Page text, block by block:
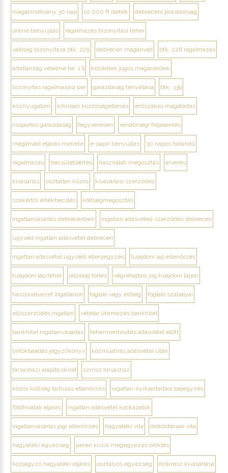
magánindítvány 30 nap 10 000 ft illeték debreceni járásbíróság
online benyújtás rágalmazás bizonyítási teher
valóság bizonyítása btk. 229 debrecen magánvád btk. 226 rágalmazás
ártatlanság vélelme be. 1 § közérdek jogos magánérdek
bizonyítás rágalmazási per garázdaság tényállása btk. 339
köznyugalom kihívóan közösségellenes erőszakos magatartás
csoportos garázdaság fegyveresen rendőrségi feljelentés
magánvád eljárás menete e-papír benyújtás 30 napos határidő
rágalmazás becsületsértés használati megosztás árverés
kivásárlás osztatlan közös kivásárlási szerződés
szakértői értékbecslés költségmegosztás
ingatlanvásárlás debrecenben ingatlan adásvételi szerződés debrecen
ügyvéd ingatlan adásvétel debrecen
ingatlan adásvétel ügyvédi ellenjegyzés tulajdoni lap ellenőrzés
tulajdoni lap teher jelzálog törlés végrehajtási jog tulajdoni lapon
haszonélvezet ingatlanon foglaló vagy előleg foglaló szabályai
előszerződés ingatlan vételár ütemezés bankhitel
bankhitel ingatlanvásárlás tehermentesítés adásvétel előtt
birtokbaadás jegyzőkönyv közműátírás adásvétel után
társasházi alapító okirat szmsz társasház
közös költség tartozás ellenőrzés ingatlan-nyilvántartási bejegyzés
földhivatali eljárás ingatlan adásvétel kockázatok
ingatlanvásárlás jogi ellenőrzés hagyatéki vita örököstársak vita
hagyatéki egyezség peren kívüli megegyezés öröklés
közjegyző hagyatéki eljárás osztályos egyezség örökrész kivásárlása